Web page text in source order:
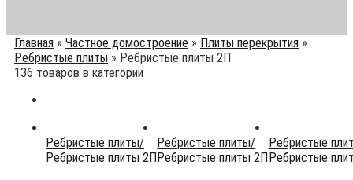
Главная » Частное домостроение » Плиты перекрытия »
Ребристые плиты » Ребристые плиты 2П
136 товаров в категории
Ребристые плиты/
Ребристые плиты 2П
Ребристые плиты/
Ребристые плиты 2П
Ребристые
Ребристые